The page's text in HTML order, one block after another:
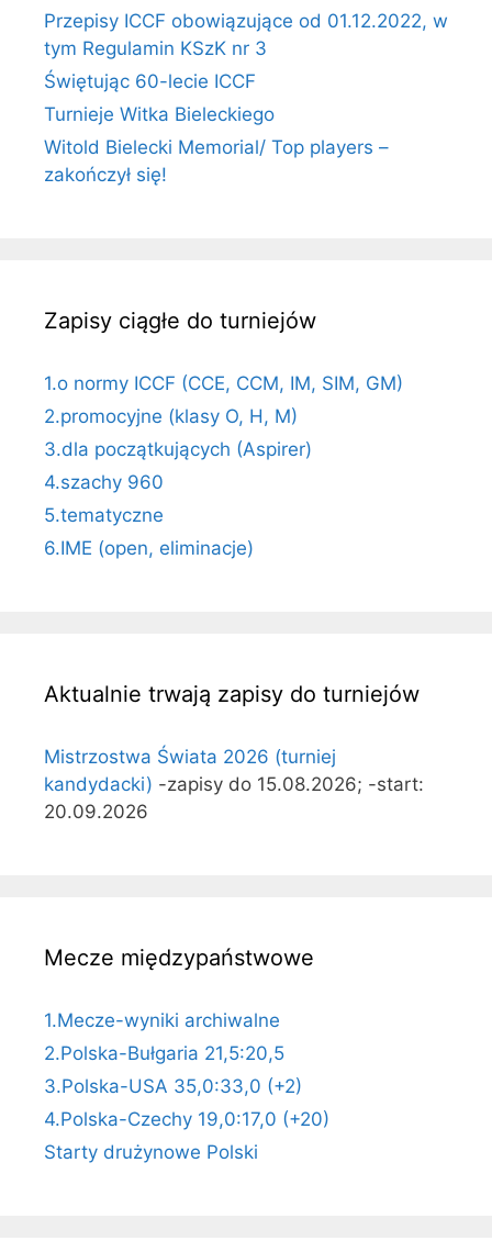
Przepisy ICCF obowiązujące od 01.12.2022, w
tym Regulamin KSzK nr 3
Świętując 60-lecie ICCF
Turnieje Witka Bieleckiego
Witold Bielecki Memorial/ Top players –
zakończył się!
Zapisy ciągłe do turniejów
1.o normy ICCF (CCE, CCM, IM, SIM, GM)
2.promocyjne (klasy O, H, M)
3.dla początkujących (Aspirer)
4.szachy 960
5.tematyczne
6.IME (open, eliminacje)
Aktualnie trwają zapisy do turniejów
Mistrzostwa Świata 2026 (turniej
kandydacki) -zapisy do 15.08.2026; -start:
20.09.2026
Mecze międzypaństwowe
1.Mecze-wyniki archiwalne
2.Polska-Bułgaria 21,5:20,5
3.Polska-USA 35,0:33,0 (+2)
4.Polska-Czechy 19,0:17,0 (+20)
Starty drużynowe Polski